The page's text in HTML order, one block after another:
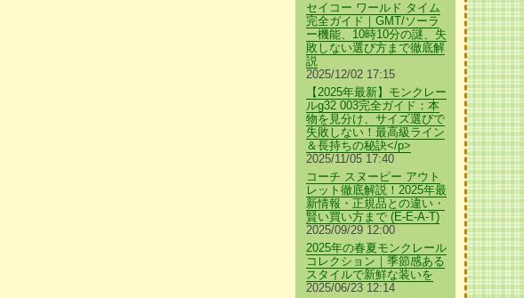
セイコー ワールド タイム
完全ガイド｜GMT/ソーラ
ー機能、10時10分の謎、失
敗しない選び方まで徹底解
説
2025/12/02 17:15
【2025年最新】モンクレー
ルg32 003完全ガイド：本
物を見分け、サイズ選びで
失敗しない！最高級ライン
＆長持ちの秘訣</p>
2025/11/05 17:40
コーチ スヌーピー アウト
レット徹底解説！2025年最
新情報・正規品との違い・
賢い買い方まで (E-E-A-T)
2025/09/29 12:00
2025年の春夏モンクレール
コレクション｜季節感ある
スタイルで新鮮な装いを
2025/06/23 12:14